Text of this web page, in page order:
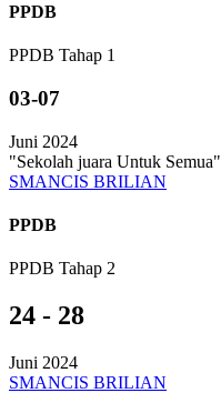
PPDB
PPDB Tahap 1
03-07
Juni 2024
"Sekolah juara Untuk Semua"
SMANCIS BRILIAN
PPDB
PPDB Tahap 2
24 - 28
Juni 2024
SMANCIS BRILIAN